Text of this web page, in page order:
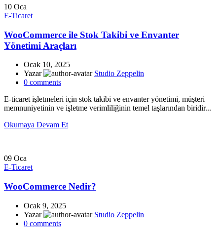
10 Oca
E-Ticaret
WooCommerce ile Stok Takibi ve Envanter
Yönetimi Araçları
Ocak 10, 2025
Yazar
Studio Zeppelin
0 comments
E-ticaret işletmeleri için stok takibi ve envanter yönetimi, müşteri
memnuniyetinin ve işletme verimliliğinin temel taşlarından biridir...
Okumaya Devam Et
09 Oca
E-Ticaret
WooCommerce Nedir?
Ocak 9, 2025
Yazar
Studio Zeppelin
0 comments